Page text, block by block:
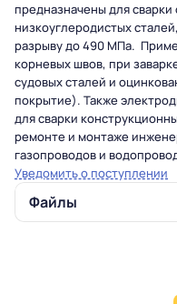
предназначены для
низкоуглеродистых
разрыву до 490 МПа.
корневых швов, при
судовых сталей и
покрытие). Также
для сварки
ремонте и монтаже
газопроводов и
Уведомить о поступлении
Файлы